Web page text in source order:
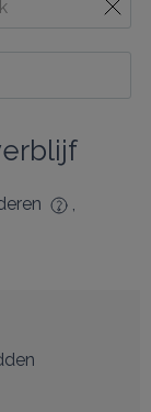
,